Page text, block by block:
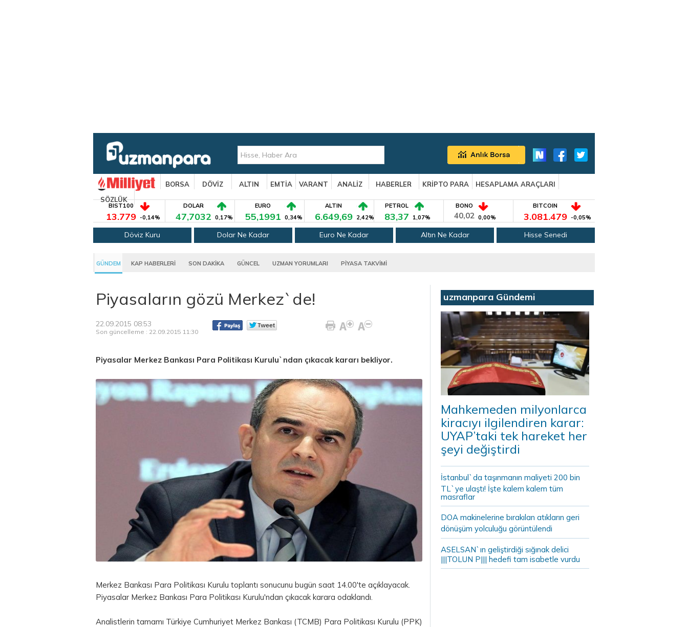
BORSA DÖVİZ ALTIN EMTİA VARANT ANALİZ HABERLER KRİPTO PARA
HESAPLAMA ARAÇLARI
SÖZLÜK
BIST100
13.779 -0,14%
DOLAR
47,7032 0,17%
EURO
55,1991 0,34%
ALTIN
6.649,69 2,42%
PETROL
83,37 1,07%
BONO
40,02 0,00%
BITCOIN
3.081.479 -0,05%
Döviz Kuru Dolar Ne Kadar Euro Ne Kadar Altın Ne Kadar Hisse Senedi
GÜNDEM KAP HABERLERİ SON DAKİKA GÜNCEL UZMAN YORUMLARI PİYASA TAKVİMİ
Piyasaların gözü Merkez`de!
22.09.2015 08:53
Son güncelleme : 22.09.2015 11:30
Piyasalar Merkez Bankası Para Politikası Kurulu`ndan çıkacak kararı bekliyor.
Merkez Bankası Para Politikası Kurulu toplantı sonucunu bugün saat 14.00'te açıklayacak.
Piyasalar Merkez Bankası Para Politikası Kurulu'ndan çıkacak karara odaklandı.
Analistlerin tamamı Türkiye Cumhuriyet Merkez Bankası (TCMB) Para Politikası Kurulu (PPK)
uzmanpara Gündemi
Mahkemeden milyonlarca
kiracıyı ilgilendiren karar:
UYAP’taki tek hareket her
şeyi değiştirdi
İstanbul`da taşınmanın maliyeti 200 bin
TL`ye ulaştı! İşte kalem kalem tüm
masraflar
DOA makinelerine bırakılan atıkların geri
dönüşüm yolculuğu görüntülendi
ASELSAN`ın geliştirdiği sığınak delici
|||TOLUN P||| hedefi tam isabetle vurdu